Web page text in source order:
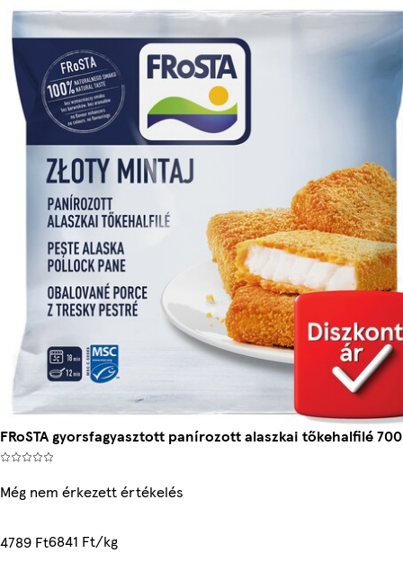
FRoSTA gyorsfagyasztott panírozott alaszkai tőkehalfilé
Még nem érkezett értékelés
4789 Ft6841 Ft/kg